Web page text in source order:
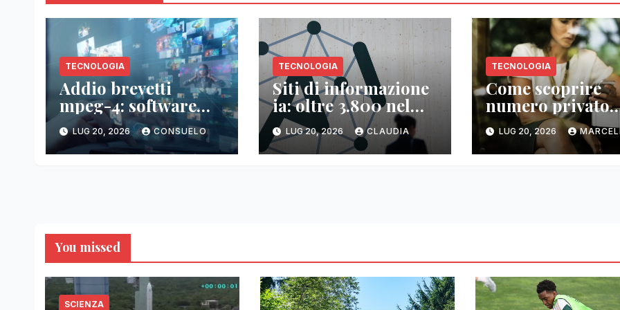
TECNOLOGIA
Addio brevetti
mpeg-4: software
libero senza costi
LUG 20, 2026 CONSUELO
TECNOLOGIA
Siti di informazione
ia: oltre 3.800 nel
mondo
LUG 20, 2026 CLAUDIA
TECNOLOGIA
Come scoprire
numero privato
senza whooming:
alternative
LUG 20, 2026
You missed
SCIENZA